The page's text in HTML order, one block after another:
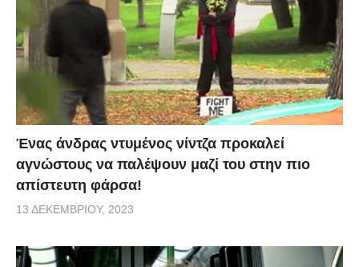
Ένας άνδρας ντυμένος νίντζα προκαλεί
αγνώστους να παλέψουν μαζί του στην πιο
απίστευτη φάρσα!
13 ΔΕΚΕΜΒΡΊΟΥ, 2023